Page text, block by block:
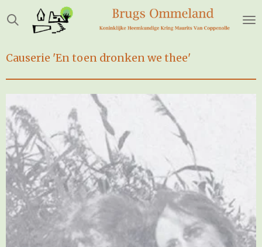
Ga
direct
de
Causerie 'En toen dronken we thee'